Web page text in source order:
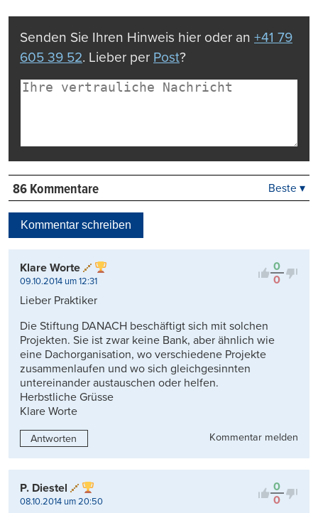
drucken
Senden Sie Ihren Hinweis hier oder an +41 79
605 39 52. Lieber per Post?
86 Kommentare
Kontrovers
Beste ▾
Kommentar schreiben
0
0
Klare Worte
09.10.2014 um 12:31
Lieber Praktiker
Die Stiftung DANACH beschäftigt sich mit solchen
Projekten. Sie ist zwar keine Bank, aber ähnlich wie
eine Dachorganisation, wo verschiedene Projekte
zusammenlaufen und wo sich gleichgesinnten
untereinander austauschen oder helfen.
Herbstliche Grüsse
Klare Worte
Antworten Kommentar melden
0
0
P. Diestel
08.10.2014 um 20:50